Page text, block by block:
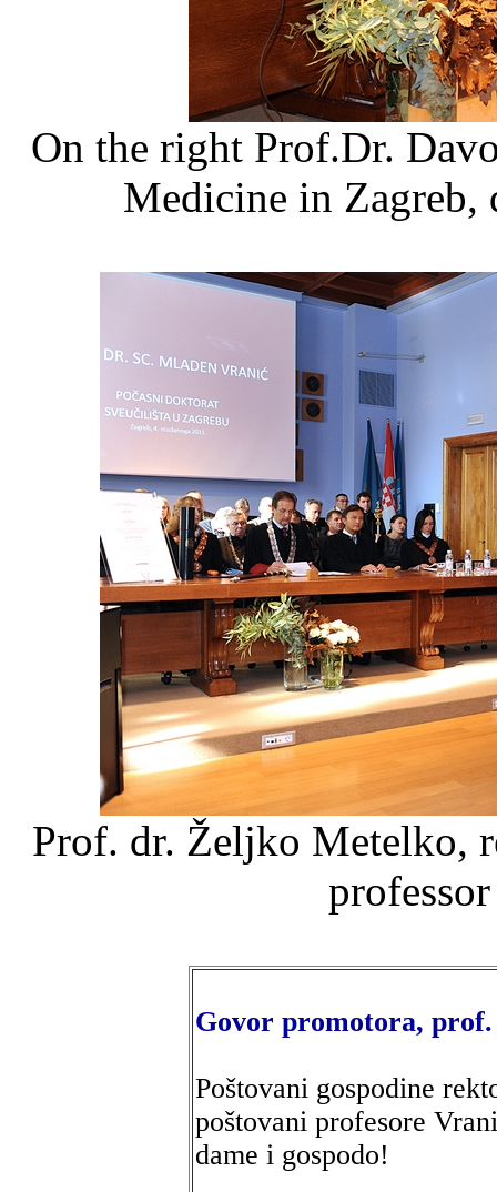
On the right Prof.Dr.
Medicine in Zagreb,
Prof. dr. Željko Metelko,
Govor promotora,
Poštovani gospodine
poštovani profesore
dame i gospodo!